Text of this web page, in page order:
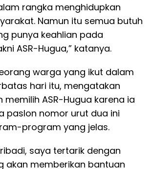
rangka menghidupkan
Namun itu semua butuh
punya keahlian pada
ASR-Hugua,” katanya.
warga yang ikut dalam
hari itu, mengatakan
memilih ASR-Hugua karena ia
paslon nomor urut dua ini
program yang jelas.
saya tertarik dengan
akan memberikan bantuan